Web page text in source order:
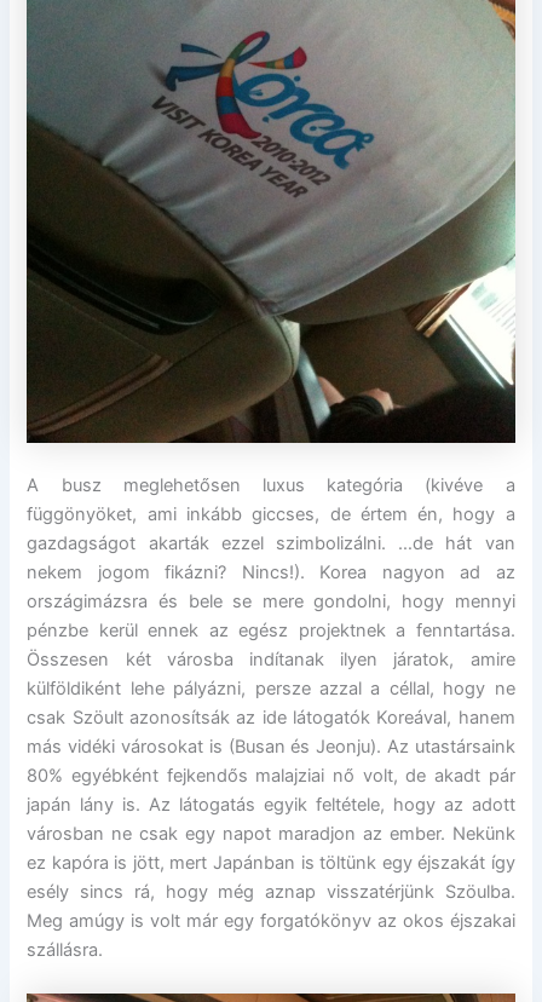
A busz meglehetősen luxus kategória (kivéve a
függönyöket, ami inkább giccses, de értem én, hogy a
gazdagságot akarták ezzel szimbolizálni. …de hát van
nekem jogom fikázni? Nincs!). Korea nagyon ad az
országimázsra és bele se mere gondolni, hogy mennyi
pénzbe kerül ennek az egész projektnek a fenntartása.
Összesen két városba indítanak ilyen járatok, amire
külföldiként lehe pályázni, persze azzal a céllal, hogy ne
csak Szöult azonosítsák az ide látogatók Koreával, hanem
más vidéki városokat is (Busan és Jeonju). Az utastársaink
80% egyébként fejkendős malajziai nő volt, de akadt pár
japán lány is. Az látogatás egyik feltétele, hogy az adott
városban ne csak egy napot maradjon az ember. Nekünk
ez kapóra is jött, mert Japánban is töltünk egy éjszakát így
esély sincs rá, hogy még aznap visszatérjünk Szöulba.
Meg amúgy is volt már egy forgatókönyv az okos éjszakai
szállásra.